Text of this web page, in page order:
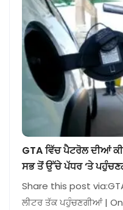
GTA ਵਿੱਚ ਪੈਟਰੋਲ ਦੀਆਂ
ਸਭ ਤੋਂ ਉੱਚੇ ਪੱਧਰ ‘ਤੇ
Share this post
ਲੀਟਰ ਤੱਕ ਪਹੁੰਚਣਗੀਆਂ |